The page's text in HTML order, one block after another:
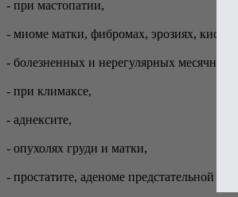
- при мастопатии,
- миоме матки, фибромах, эрозиях,
- болезненных и нерегулярных месячных
- при климаксе,
- аднексите,
- опухолях груди и матки,
- простатите, аденоме предстательной